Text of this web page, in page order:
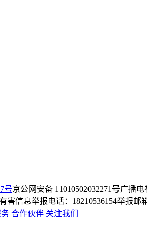
号京公网安备 11010502032271号广播电
害信息举报电话：18210536154举报邮
合作伙伴 关注我们